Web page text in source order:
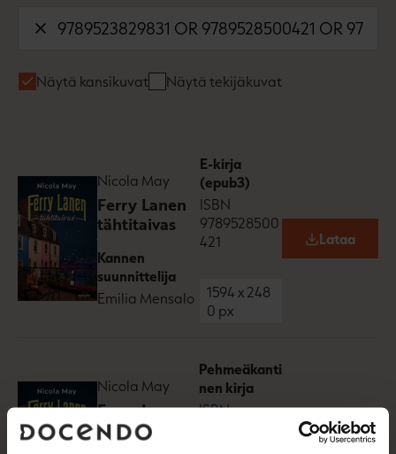
Näytä kansikuvat Näytä tekijäkuvat
Nicola May
Ferry Lanen
tähtitaivas
Kannen
suunnittelija
Emilia Mensalo
E-kirja
(epub3)
ISBN
9789528500
421
1594 x248
0 px
O
p
a
b
Lataa
Nicola May
Ferry Lanen
tähtitaivas
Pehmeäkanti
nen kirja
ISBN
Lataa